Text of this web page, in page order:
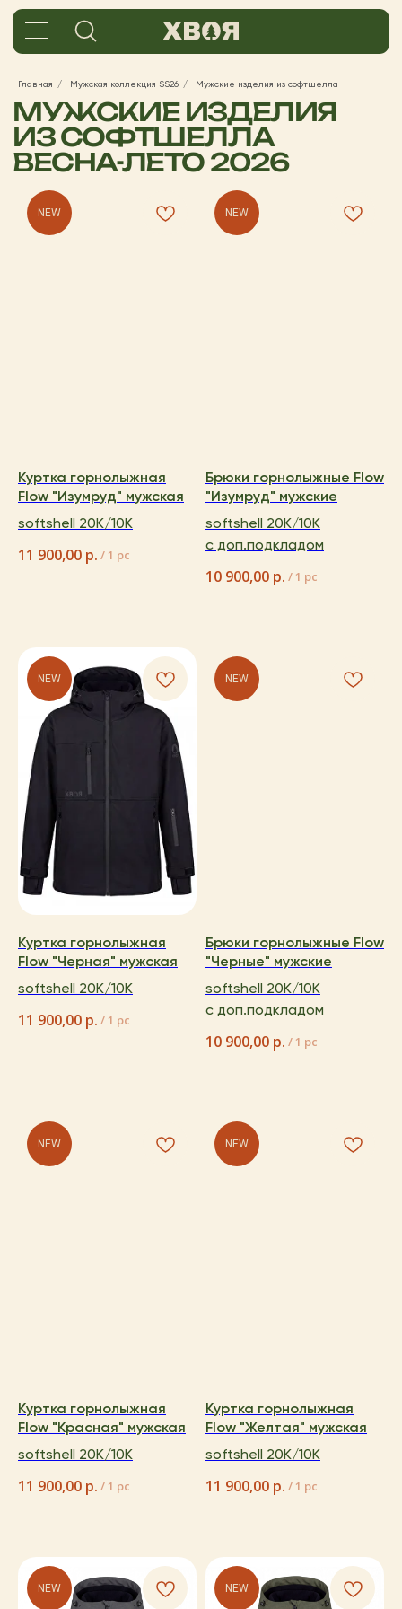
Главная / Мужская коллекция SS26 / Мужские изделия из софтшелла
МУЖСКИЕ ИЗДЕЛИЯ
ИЗ СОФТШЕЛЛА
ВЕСНА-ЛЕТО 2026
NEW
Куртка горнолыжная
Flow "Изумруд" мужская
softshell 20K/10K
11 900,00 р. / 1 pc
NEW
Брюки горнолыжные Flow
"Изумруд" мужские
softshell 20K/10K
с доп.подкладом
10 900,00 р. / 1 pc
NEW
Куртка горнолыжная
Flow "Черная" мужская
softshell 20K/10K
11 900,00 р. / 1 pc
NEW
Брюки горнолыжные Flow
"Черные" мужские
softshell 20K/10K
с доп.подкладом
10 900,00 р. / 1 pc
NEW
Куртка горнолыжная
Flow "Красная" мужская
softshell 20K/10K
11 900,00 р. / 1 pc
NEW
Куртка горнолыжная
Flow "Желтая" мужская
softshell 20K/10K
11 900,00 р. / 1 pc
NEW NEW
каталог
покупателям